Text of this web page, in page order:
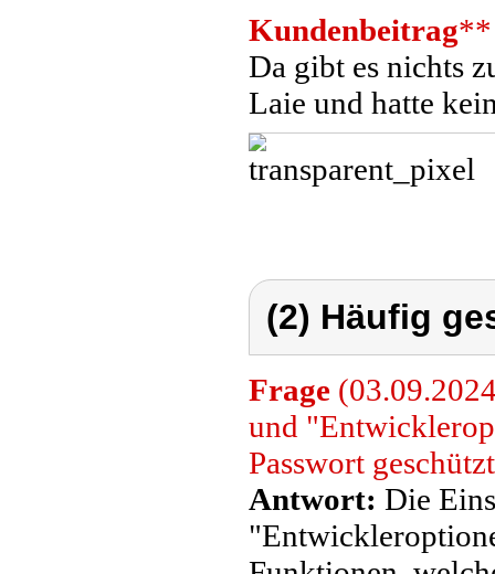
Kundenbeitrag**
Da gibt es nichts
Laie und hatte
(2) Häufig
Frage
und
Passwort
Antwort: Die